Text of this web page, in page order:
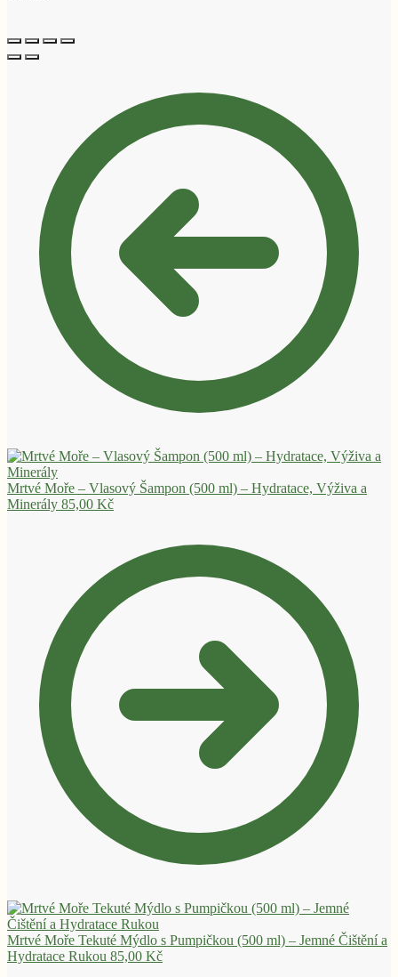
Mrtvé Moře – Vlasový Šampon (500 ml) – Hydratace, Výživa a
Minerály 85,00 Kč
Mrtvé Moře Tekuté Mýdlo s Pumpičkou (500 ml) – Jemné Čištění a
Hydratace Rukou 85,00 Kč